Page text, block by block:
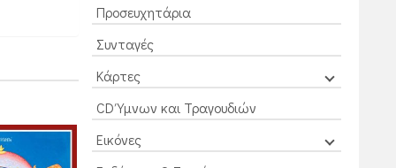
Προσευχητάρια
Συνταγές
Κάρτες
CD Ύμνων και Τραγουδιών
Εικόνες